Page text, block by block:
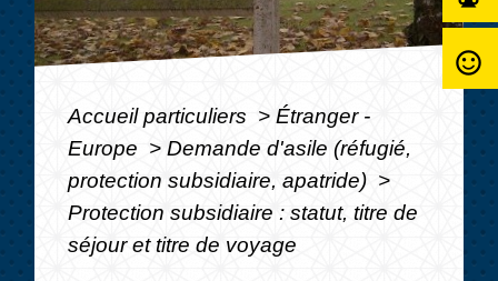
Accueil particuliers > Étranger -
Europe > Demande d'asile (réfugié,
protection subsidiaire, apatride) >
Protection subsidiaire : statut, titre de
séjour et titre de voyage
sentiment_satisfied_alt